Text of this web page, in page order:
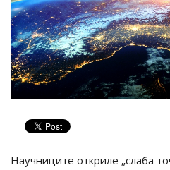
Научниците откриле „слаба